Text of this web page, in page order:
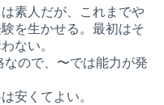
素人だが、これまでや
を生かせる。最初はそ
ない。
ので、〜では能力が発
安くてよい。